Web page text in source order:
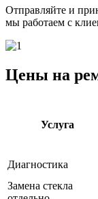
Отправляйте и
мы работаем с
Цены на
Услуга
Диагностика
Замена стекла